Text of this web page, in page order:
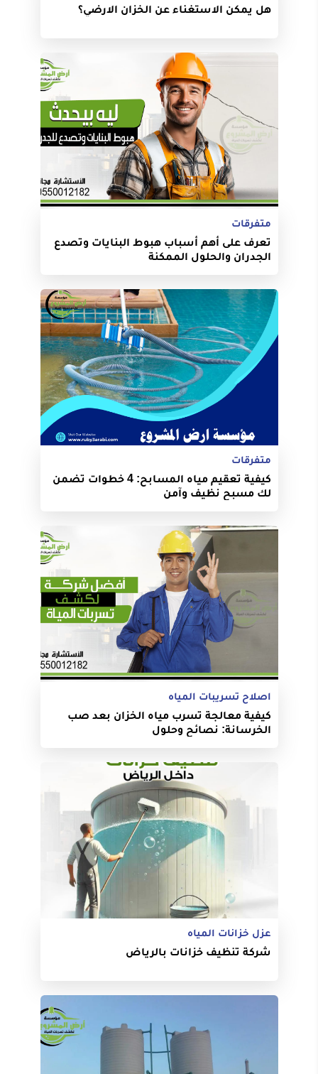
هل يمكن الاستغناء عن الخزان الارضي؟
متفرقات
تعرف على أهم أسباب هبوط البنايات وتصدع
الجدران والحلول الممكنة
متفرقات
كيفية تعقيم مياه المسابح: 4 خطوات تضمن
لك مسبح نظيف وآمن
اصلاح تسريبات المياه
كيفية معالجة تسرب مياه الخزان بعد صب
الخرسانة: نصائح وحلول
عزل خزانات المياه
شركة تنظيف خزانات بالرياض